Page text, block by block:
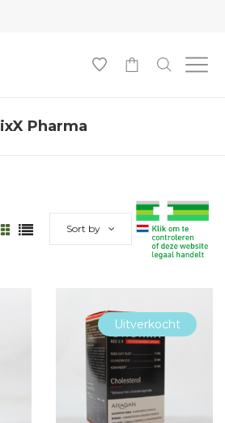
ixX Pharma
Sort by
Uitverkocht